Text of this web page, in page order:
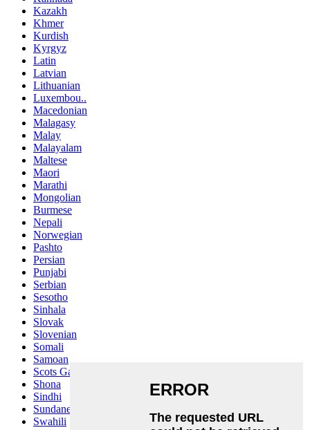
Kazakh
Khmer
Kurdish
Kyrgyz
Latin
Latvian
Lithuanian
Luxembou..
Macedonian
Malagasy
Malay
Malayalam
Maltese
Maori
Marathi
Mongolian
Burmese
Nepali
Norwegian
Pashto
Persian
Punjabi
Serbian
Sesotho
Sinhala
Slovak
Slovenian
Somali
Samoan
Scots Gaelic
Shona
Sindhi
Sundanese
Swahili